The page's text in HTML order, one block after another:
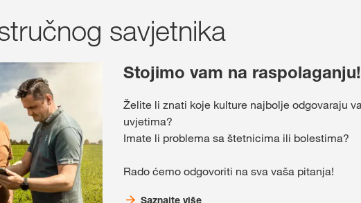
savjetnika
Stojimo vam na raspolaganju!
Želite li znati koje kulture najbolje odgovaraju
uvjetima?
Imate li problema sa štetnicima ili bolestima?
Rado ćemo odgovoriti na sva vaša pitanja!
Saznajte više